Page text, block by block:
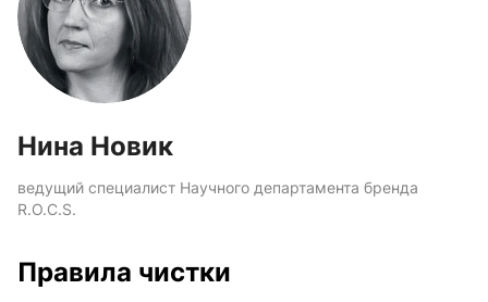
Нина Новик
ведущий специалист Научного департамента бренда
R.O.C.S.
Правила чистки